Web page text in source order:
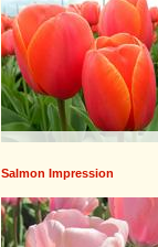
Salmon Impression